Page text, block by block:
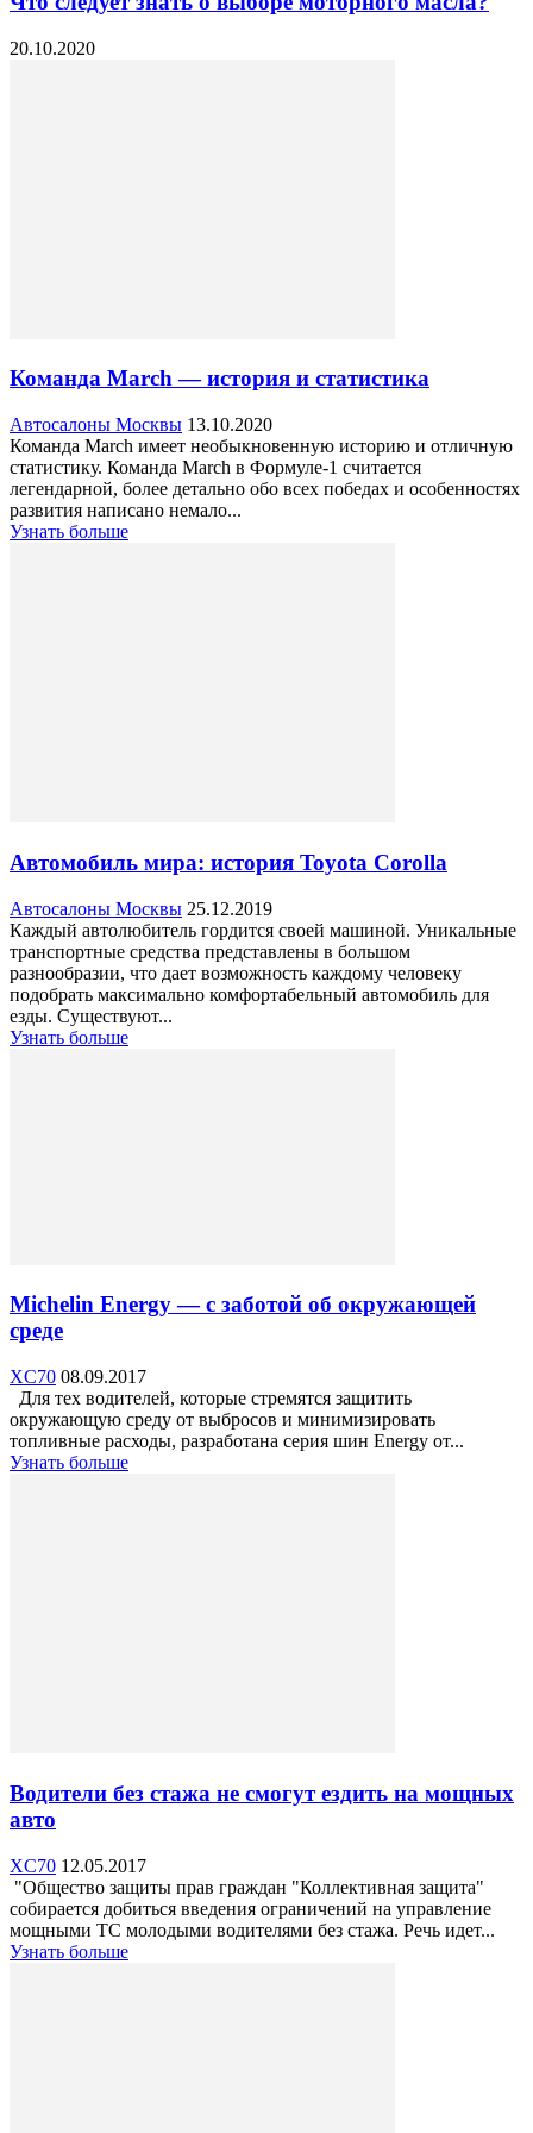
20.10.2020
Команда March — история и статистика
Автосалоны Москвы 13.10.2020
Команда March имеет необыкновенную историю и отличную
статистику. Команда March в Формуле-1 считается
легендарной, более детально обо всех победах и особенностях
развития написано немало...
Узнать больше
Автомобиль мира: история Toyota Corolla
Автосалоны Москвы 25.12.2019
Каждый автолюбитель гордится своей машиной. Уникальные
транспортные средства представлены в большом
разнообразии, что дает возможность каждому человеку
подобрать максимально комфортабельный автомобиль для
езды. Существуют...
Узнать больше
Michelin Energy — с заботой об окружающей
среде
XC70 08.09.2017
Для тех водителей, которые стремятся защитить
окружающую среду от выбросов и минимизировать
топливные расходы, разработана серия шин Energy от...
Узнать больше
Водители без стажа не смогут ездить на мощных
авто
XC70 12.05.2017
"Общество защиты прав граждан "Коллективная защита"
собирается добиться введения ограничений на управление
мощными ТС молодыми водителями без стажа. Речь идет...
Узнать больше